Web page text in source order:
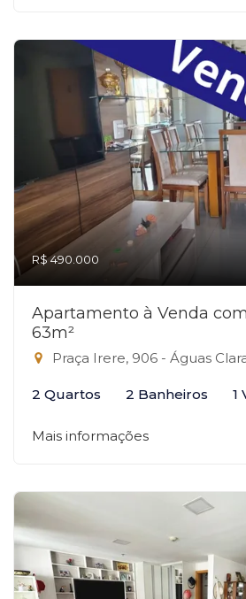
R$ 490.000
Apartamento à Venda
63m²
Praça Irere, 906 - Águas
2 Quartos 2 Banheiros 1
Mais informações